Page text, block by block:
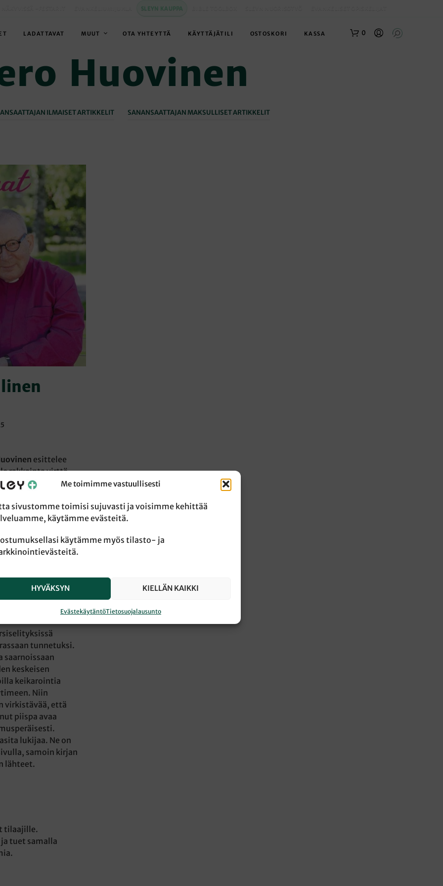
Me toimimme vastuullisesti
sivustomme toimisi sujuvasti ja voisimme kehittää
käytämme evästeitä.
käytämme myös tilasto- ja
HYVÄKSYN KIELLÄN KAIKKI
EvästekäytäntöTietosuojalausunto
SLEYN KAUPPA
LADATTAVAT MUUT OTA YHTEYTTÄ KÄYTTÄJÄTILI OSTOSKORI KASSA 0
Huovinen
ILMAISET ARTIKKELIT SANANSAATTAJAN MAKSULLISET ARTIKKELIT
esittelee
rakkainta virttä.
Moni virsi
on esimerkiksi
Huovisen
Martti Lutherin
ovat
lyhyitä,
Otsikot toimivat
tunnetuksi.
saarnoissaan
keskeisen
keikarointia
Niin
virkistävää, että
piispa avaa
lukijaa. Ne on
samoin kirjan
lähteet.
tilaajille.
tuet samalla